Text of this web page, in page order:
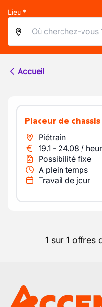
Lieu *
Accueil
Placeur de chassis
Piétrain
19.1 - 24.08 /
Possibilité fixe
A plein temps
Travail de jour
1 sur 1 offres